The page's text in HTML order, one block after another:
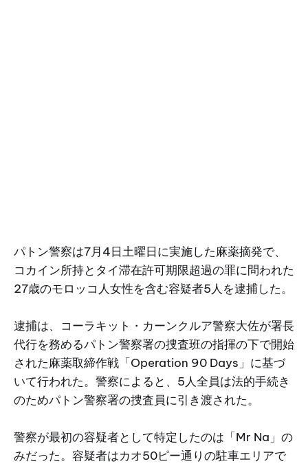
パトン警察は7月4日土曜日に実施した麻薬摘発で、
コカイン所持とタイ滞在許可期限超過の罪に問われた
27歳のモロッコ人女性を含む容疑者5人を逮捕した。
逮捕は、コーラキット・カーンクルア警察大佐が署長
代行を務めるパトン警察署の捜査班の指揮の下で開始
された麻薬取締作戦「Operation 90 Days」に基づ
いて行われた。警察によると、5人全員は法的手続き
のためパトン警察署の捜査員に引き渡された。
警察が最初の容疑者として特定したのは「Mr Na」の
みだった。容疑者はカオ50ピー通りの駐車エリアで